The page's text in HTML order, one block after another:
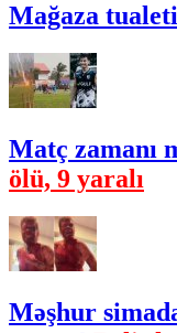
Mağaza
Matç zamanı
ölü, 9 yaralı
Məşhur